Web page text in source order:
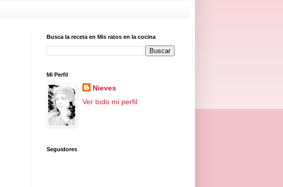
Busca la receta en Mis ratos en la cocina
Mi Perfil
Nieves
Ver todo mi perfil
Seguidores